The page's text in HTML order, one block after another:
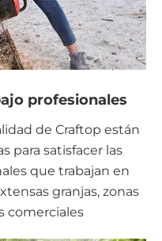
profesionales
de Craftop están
para satisfacer las
que trabajan en
granjas, zonas
comerciales